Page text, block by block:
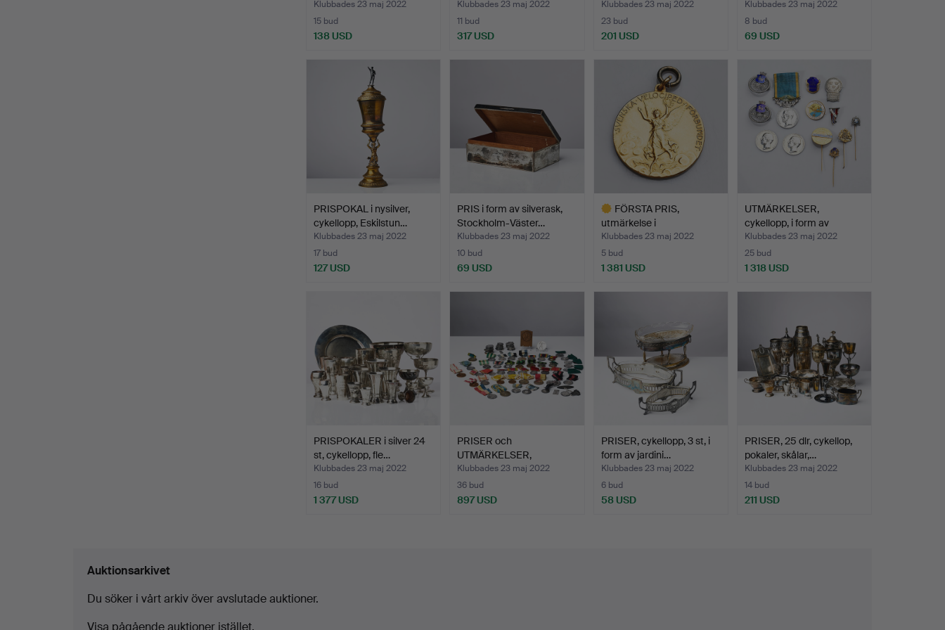
Klubbades 23 maj 2022
15 bud
138 USD
Klubbades 23 maj 2022
11 bud
317 USD
Klubbades 23 maj 2022
23 bud
201 USD
Klubbades 23 maj 2022
8 bud
69 USD
PRISPOKAL i nysilver,
cykellopp, Eskilstun…
Klubbades 23 maj 2022
17 bud
127 USD
PRIS i form av silverask,
Stockholm-Väster…
Klubbades 23 maj 2022
10 bud
69 USD
FÖRSTA PRIS,
utmärkelse i
guld,cykellopp, …
Klubbades 23 maj 2022
5 bud
1 381 USD
UTMÄRKELSER,
cykellopp, i form av
medaljer…
Klubbades 23 maj 2022
25 bud
1 318 USD
PRISPOKALER i silver 24
st, cykellopp, fle…
Klubbades 23 maj 2022
16 bud
1 377 USD
PRISER och
UTMÄRKELSER,
cykellopp, medalje…
Klubbades 23 maj 2022
36 bud
897 USD
PRISER, cykellopp, 3 st, i
form av jardini…
Klubbades 23 maj 2022
6 bud
58 USD
PRISER, 25 dlr, cykellop,
pokaler, skålar,…
Klubbades 23 maj 2022
14 bud
211 USD
Auktionsarkivet
Du söker i vårt arkiv över avslutade auktioner.
Visa pågående auktioner istället.